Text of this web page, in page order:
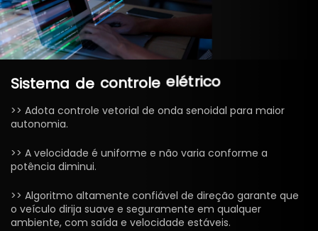
Sistema de controle elétrico
>> Adota controle vetorial de onda senoidal para maior
autonomia.
>> A velocidade é uniforme e não varia conforme a
potência diminui.
>> Algoritmo altamente confiável de direção garante que
o veículo dirija suave e seguramente em qualquer
ambiente, com saída e velocidade estáveis.